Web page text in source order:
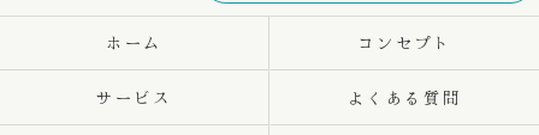
ホーム コンセプト
サービス よくある質問